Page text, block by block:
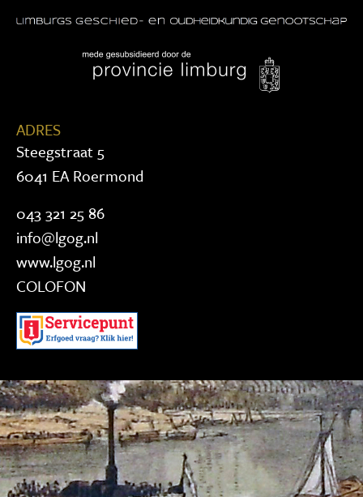
ADRES
Steegstraat 5
6041 EA Roermond
043 321 25 86
info@lgog.nl
www.lgog.nl
COLOFON